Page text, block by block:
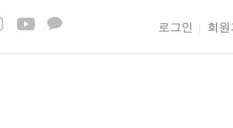
로그인 회원